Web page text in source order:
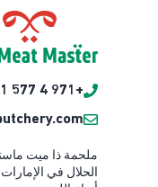
+971 4 577 0791
ملحمة ذا ميت